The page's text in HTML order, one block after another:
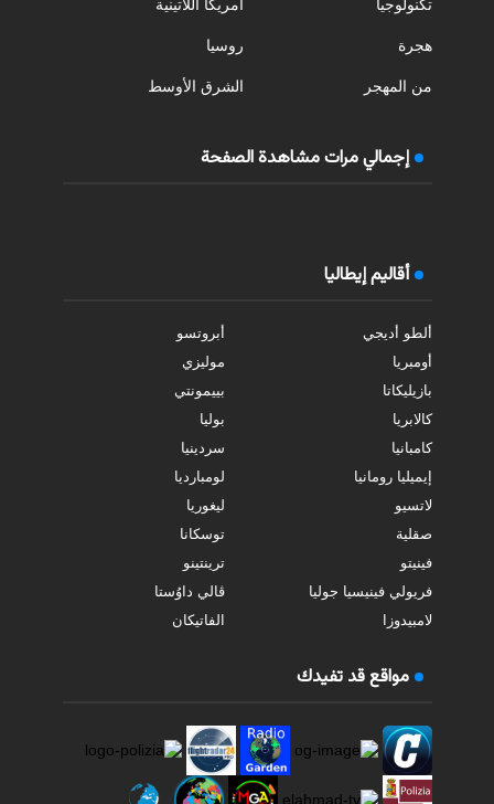
تكنولوجيا
هجرة
من المهجر
أمريكا اللاتينية
روسيا
الشرق الأوسط
إجمالي مرات مشاهدة الصفحة
أقاليم إيطاليا
ألطو أديجي
أبروتسو
أومبريا
موليزي
بازيليكاتا
بييمونتي
كالابريا
بوليا
كامبانيا
سردينيا
إيميليا رومانيا
لومبارديا
لاتسيو
ليغوريا
صقلية
توسكانا
فينيتو
ترينتينو
فريولي فينيسيا جوليا
ڤالي داوُستا
لامبيدوزا
الفاتيكان
مواقع قد تفيدك